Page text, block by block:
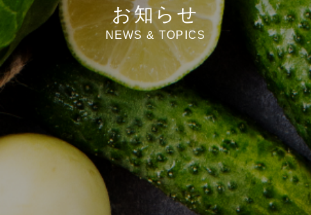
お知らせ
NEWS & TOPICS